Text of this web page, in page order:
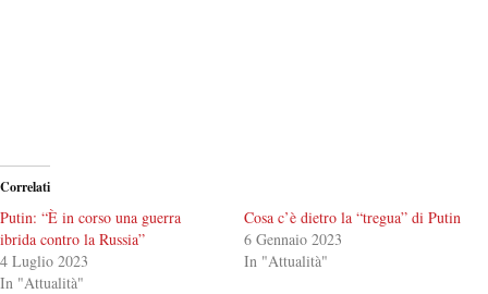
Correlati
Putin: “È in corso una guerra
ibrida contro la Russia”
4 Luglio 2023
In "Attualità"
Cosa c’è dietro la “tregua” di Putin
6 Gennaio 2023
In "Attualità"